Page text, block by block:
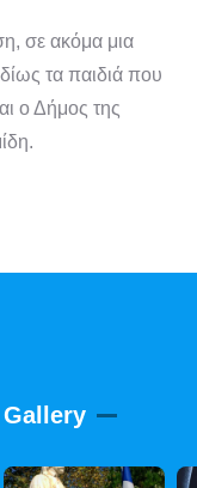
σε ακόμα μια
τα παιδιά που
ο Δήμος της
Gallery